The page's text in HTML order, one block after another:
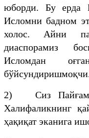
юборди. Бу ерда
Исломни бадном
холос. Айни
диаспорамиз
Исломдан
2) Сиз
Халифаликнинг
ҳақиқат эканига